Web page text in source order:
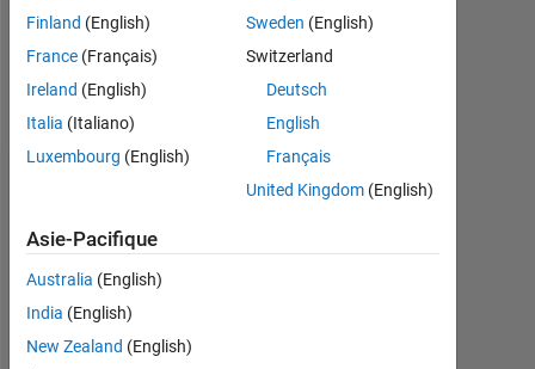
Follow
Message
Statistiques
All MATLAB Answers
-2
-1 6
7
Finland (English)
France (Français)
Ireland (English)
Italia (Italiano)
Luxembourg (English)
Sweden (English)
Switzerland
Deutsch
English
Français
United Kingdom(English)
Asie-Pacifique
Australia (English)
India (English)
New Zealand (English)